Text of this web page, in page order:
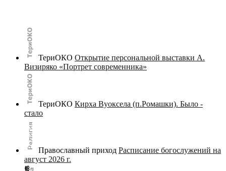
ТериОКО Открытие персональной выставки А.
Визиряко «Портрет современника»
ТериОКО Кирха Вуоксела (п.Ромашки). Было -
стало
Православный приход Расписание богослужений на
август 2026 г.